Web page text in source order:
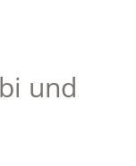
und